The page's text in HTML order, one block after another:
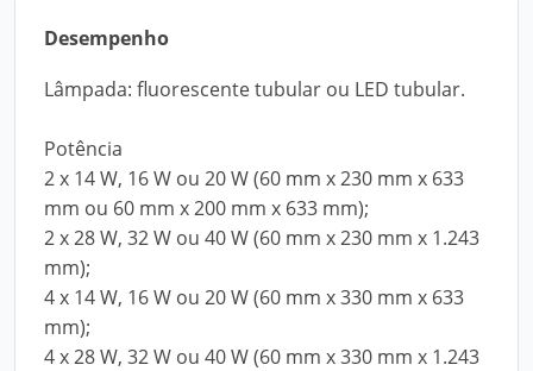
Desempenho
Lâmpada: fluorescente tubular ou LED tubular.
Potência
2 x 14 W, 16 W ou 20 W (60 mm x 230 mm x 633
mm ou 60 mm x 200 mm x 633 mm);
2 x 28 W, 32 W ou 40 W (60 mm x 230 mm x 1.243
mm);
4 x 14 W, 16 W ou 20 W (60 mm x 330 mm x 633
mm);
4 x 28 W, 32 W ou 40 W (60 mm x 330 mm x 1.243